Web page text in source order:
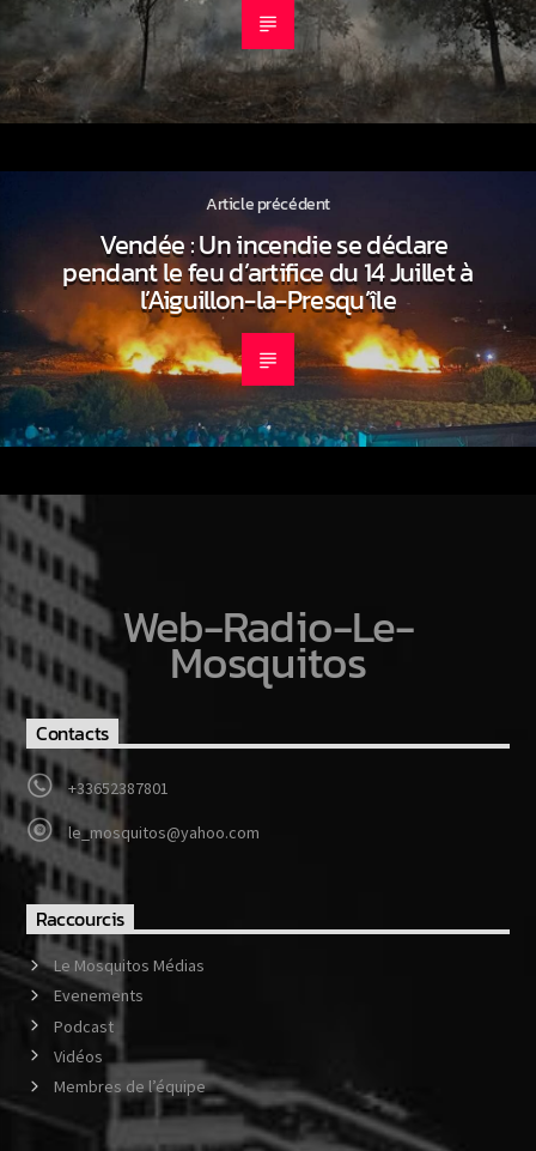
Article précédent
Vendée : Un incendie se déclare
pendant le feu d’artifice du 14 Juillet à
l’Aiguillon-la-Presqu’île
Web-Radio-Le-
Mosquitos
Contacts
+33652387801
le_mosquitos@yahoo.com
Raccourcis
Le Mosquitos Médias
Evenements
Podcast
Vidéos
Membres de l’équipe